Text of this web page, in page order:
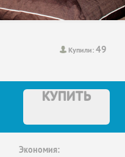
Купили:49
КУПИТЬ
Экономия: